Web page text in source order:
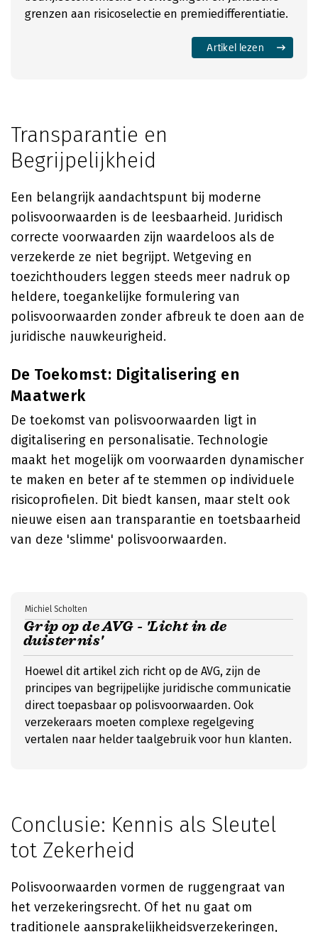
grenzen aan risicoselectie en premiedifferentiatie.
Artikel lezen
Transparantie en
Begrijpelijkheid
Een belangrijk aandachtspunt bij moderne
polisvoorwaarden is de leesbaarheid. Juridisch
correcte voorwaarden zijn waardeloos als de
verzekerde ze niet begrijpt. Wetgeving en
toezichthouders leggen steeds meer nadruk op
heldere, toegankelijke formulering van
polisvoorwaarden zonder afbreuk te doen aan de
juridische nauwkeurigheid.
De Toekomst: Digitalisering en
Maatwerk
De toekomst van polisvoorwaarden ligt in
digitalisering en personalisatie. Technologie
maakt het mogelijk om voorwaarden dynamischer
te maken en beter af te stemmen op individuele
risicoprofielen. Dit biedt kansen, maar stelt ook
nieuwe eisen aan transparantie en toetsbaarheid
van deze 'slimme' polisvoorwaarden.
Grip op de AVG - 'Licht in de
duisternis'
Michiel Scholten
Hoewel dit artikel zich richt op de AVG, zijn de
principes van begrijpelijke juridische communicatie
direct toepasbaar op polisvoorwaarden. Ook
verzekeraars moeten complexe regelgeving
vertalen naar helder taalgebruik voor hun klanten.
Conclusie: Kennis als Sleutel
tot Zekerheid
Polisvoorwaarden vormen de ruggengraat van
het verzekeringsrecht. Of het nu gaat om
traditionele aansprakelijkheidsverzekeringen,